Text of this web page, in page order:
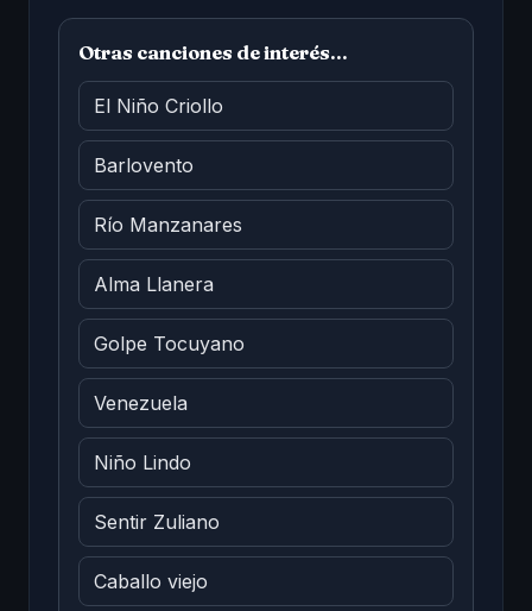
Otras canciones de interés...
El Niño Criollo
Barlovento
Río Manzanares
Alma Llanera
Golpe Tocuyano
Venezuela
Niño Lindo
Sentir Zuliano
Caballo viejo